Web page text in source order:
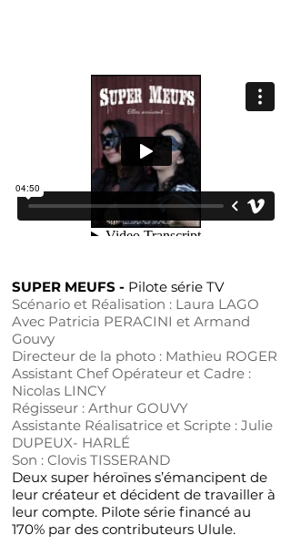
SUPER MEUFS - Pilote série TV
Scénario et Réalisation : Laura LAGO
Avec Patricia PERACINI et Armand
Gouvy
Directeur de la photo : Mathieu ROGER
Assistant Chef Opérateur et Cadre :
Nicolas LINCY
Régisseur : Arthur GOUVY
Assistante Réalisatrice et Scripte : Julie
DUPEUX- HARLÉ
Son : Clovis TISSERAND
Deux super héroïnes s’émancipent de
leur créateur et décident de travailler à
leur compte. Pilote série financé au
170% par des contributeurs Ulule.